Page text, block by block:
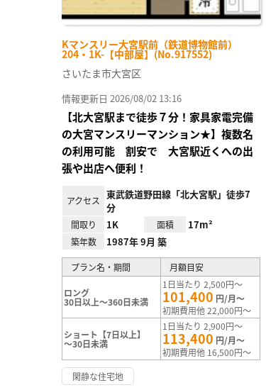
Kマンスリー大宮駅前（鉄道博物館前）
204・1K-【中部屋】(No.917552)
さいたま市大宮区
情報更新日 2026/08/02 13:16
【北大宮駅まで徒歩７分！家具家電完備
の大宮マンスリーマンション★】複数名
の利用可能 割安で 大宮駅近くへの出
張や出店へ便利！
アクセス
東武鉄道野田線「北大宮駅」徒歩7
分
間取り 1K 面積 17m²
築年数 1987年 9月 築
プラン名・期間 月額目安
ロング
30日以上～360日未満
1日当たり 2,500円～
101,400 円/月～
初期費用他 22,000円～
ショート【7日以上】
～30日未満
1日当たり 2,900円～
113,400 円/月～
初期費用他 16,500円～
閑静な住宅地